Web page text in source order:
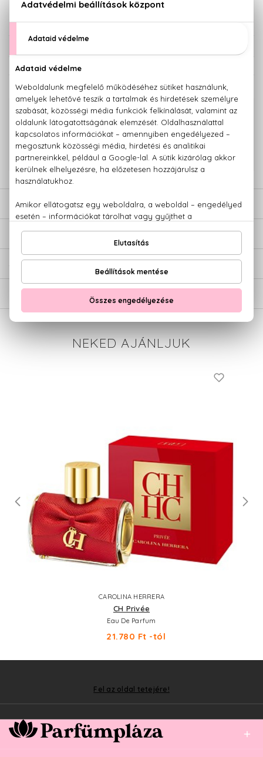
100% eredeti termékek,14 napos visszaküldési garanciával
Kérdésed van, elakadtál? Hívd ügyfélszolgálatunkat: +36 20
779 1926
LEÍRÁS
ÉRTÉKELÉSEK (0)
SZÁLLÍTÁS
NEKED AJÁNLJUK
CAROLINA HERRERA
CH Privée
Eau De Parfum
21.780 Ft -tól
Fel az oldal tetejére!